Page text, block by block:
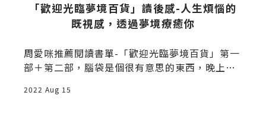
「歡迎光臨夢境百貨」讀後感-人生煩惱的
既視感，透過夢境療癒你
周愛咪推薦閱讀書單-「歡迎光臨夢境百貨」第一
部＋第二部，腦袋是個很有意思的東西，晚上可
想像，而閱讀連結的每個人想像都是不一樣的，
2022 Aug 15